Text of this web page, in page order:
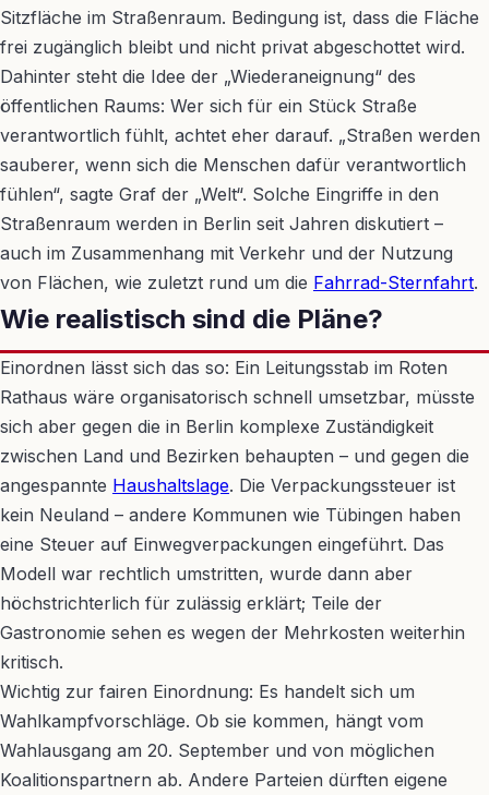
Sitzfläche im Straßenraum. Bedingung ist, dass die Fläche
frei zugänglich bleibt und nicht privat abgeschottet wird.
Dahinter steht die Idee der „Wiederaneignung“ des
öffentlichen Raums: Wer sich für ein Stück Straße
verantwortlich fühlt, achtet eher darauf. „Straßen werden
sauberer, wenn sich die Menschen dafür verantwortlich
fühlen“, sagte Graf der „Welt“. Solche Eingriffe in den
Straßenraum werden in Berlin seit Jahren diskutiert –
auch im Zusammenhang mit Verkehr und der Nutzung
von Flächen, wie zuletzt rund um die Fahrrad-Sternfahrt.
Wie realistisch sind die Pläne?
Einordnen lässt sich das so: Ein Leitungsstab im Roten
Rathaus wäre organisatorisch schnell umsetzbar, müsste
sich aber gegen die in Berlin komplexe Zuständigkeit
zwischen Land und Bezirken behaupten – und gegen die
angespannte Haushaltslage. Die Verpackungssteuer ist
kein Neuland – andere Kommunen wie Tübingen haben
eine Steuer auf Einwegverpackungen eingeführt. Das
Modell war rechtlich umstritten, wurde dann aber
höchstrichterlich für zulässig erklärt; Teile der
Gastronomie sehen es wegen der Mehrkosten weiterhin
kritisch.
Wichtig zur fairen Einordnung: Es handelt sich um
Wahlkampfvorschläge. Ob sie kommen, hängt vom
Wahlausgang am 20. September und von möglichen
Koalitionspartnern ab. Andere Parteien dürften eigene